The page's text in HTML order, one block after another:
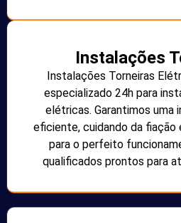
Instalações
Instalações Torneiras
especializado 24h para
elétricas. Garantimos uma
eficiente, cuidando da
para o perfeito
qualificados prontos para